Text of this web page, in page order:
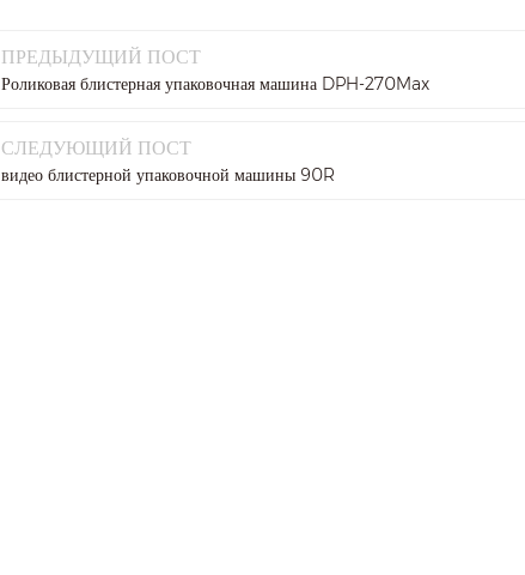
ПРЕДЫДУЩИЙ ПОСТ
Роликовая блистерная упаковочная машина DPH-270Max
СЛЕДУЮЩИЙ ПОСТ
видео блистерной упаковочной машины 90R